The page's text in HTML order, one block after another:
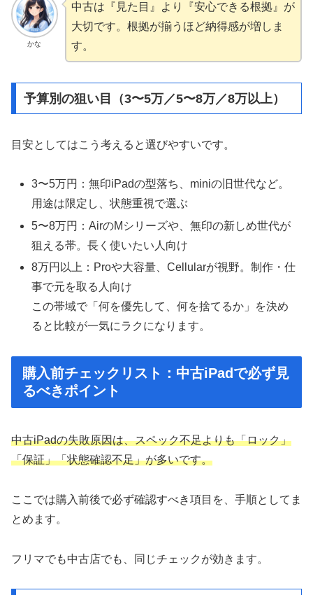
かな
中古は『見た目』より『安心できる根拠』が
大切です。根拠が揃うほど納得感が増しま
す。
予算別の狙い目（3〜5万／5〜8万／8万以上）
目安としてはこう考えると選びやすいです。
3〜5万円：無印iPadの型落ち、miniの旧世代など。
用途は限定し、状態重視で選ぶ
5〜8万円：AirのMシリーズや、無印の新しめ世代が
狙える帯。長く使いたい人向け
8万円以上：Proや大容量、Cellularが視野。制作・仕
事で元を取る人向け
この帯域で「何を優先して、何を捨てるか」を決め
ると比較が一気にラクになります。
購入前チェックリスト：中古iPadで必ず見
るべきポイント
中古iPadの失敗原因は、スペック不足よりも「ロック」
「保証」「状態確認不足」が多いです。
ここでは購入前後で必ず確認すべき項目を、手順としてま
とめます。
フリマでも中古店でも、同じチェックが効きます。